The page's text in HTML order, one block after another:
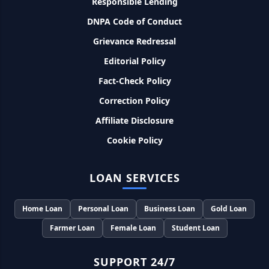
Murgi Palan Loan Yojana: मुर्गी पालन करने के लिए ले सकते है पुरे 9
लाख तक का लोन, मिलती है तगड़ी सब्सिडी
PM Dhan Dhanya Kirshi Loan Scheme: अब किसान साथी PM
धन धान्य कृषि लोन योजना से ले सकते है 5 लाख तक लोन, सिर्फ 4% लगेगा
PMEGP Loan Online Apply: खुद का व्यवसाय शुरू करने के लिए आप
से मिलते है 5000 रूपए, इस प्रकार कर सकते है आवेदन
India Post Loan Apply: इस प्रकार डाकघर से ले सकते है 5 लाख तक
का लोन, लगता है सबसे कम ब्याज
करे 121 रूपए तो मिलेंगे पुरे 27 लाख, अभी ऐसे करे अप्लाई
DNPA Code of Conduct
Grievance Redressal
Editorial Policy
Fact-Check Policy
Correction Policy
Affiliate Disclosure
Cookie Policy
LOAN SERVICES
Home Loan Personal Loan Business Loan
Gold Loan
Farmer Loan
Female Loan Student Loan
SUPPORT 24/7